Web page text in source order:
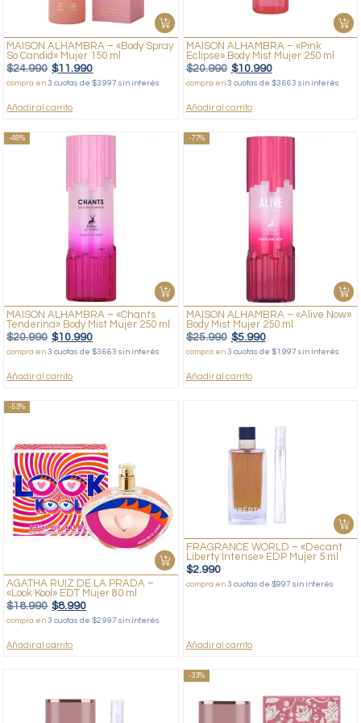
MAISON ALHAMBRA – «Body Spray
So Candid» Mujer 150 ml
$24.990 $11.990
compra en3 cuotas de $3.997 sin interés
Añadir al carrito
MAISON ALHAMBRA – «Pink
Eclipse» Body Mist Mujer 250 ml
$20.990 $10.990
compra en 3 cuotas de $3.663 sin interés
Añadir al carrito
-48%
MAISON ALHAMBRA – «Chants
Tenderina» Body Mist Mujer 250 ml
$20.990 $10.990
compra en3 cuotas de $3.663 sin interés
Añadir al carrito
-77%
MAISON ALHAMBRA – «Alive Now»
Body Mist Mujer 250 ml
$25.990 $5.990
compra en 3 cuotas de $1.997 sin interés
Añadir al carrito
-53%
AGATHA RUIZ DE LA PRADA –
«Look Kool» EDT Mujer 80 ml
$18.990 $8.990
compra en3 cuotas de $2.997 sin interés
Añadir al carrito
FRAGRANCE WORLD – «Decant
Liberty Intense» EDP Mujer 5 ml
$2.990
compra en 3 cuotas de $997 sin interés
Añadir al carrito
-33%